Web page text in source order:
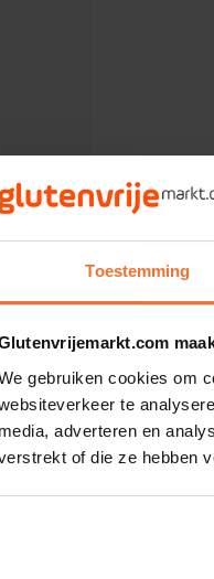
Toestemming
gebruiken cookies om
te
media, adverteren en
of die ze hebben
en